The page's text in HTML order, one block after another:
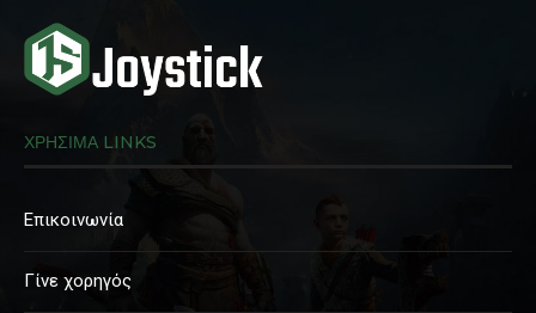
ΧΡΗΣΙΜΑ LINKS
Επικοινωνία
Γίνε χορηγός